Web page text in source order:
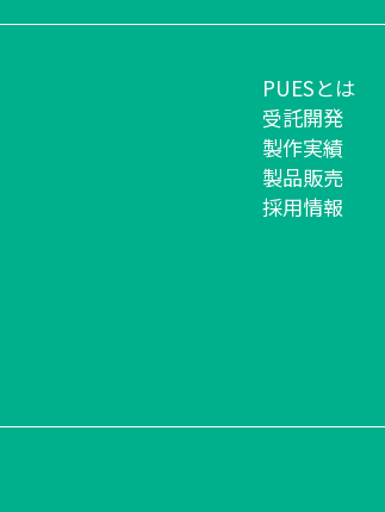
PUESとは
受託開発
製作実績
製品販売
採用情報